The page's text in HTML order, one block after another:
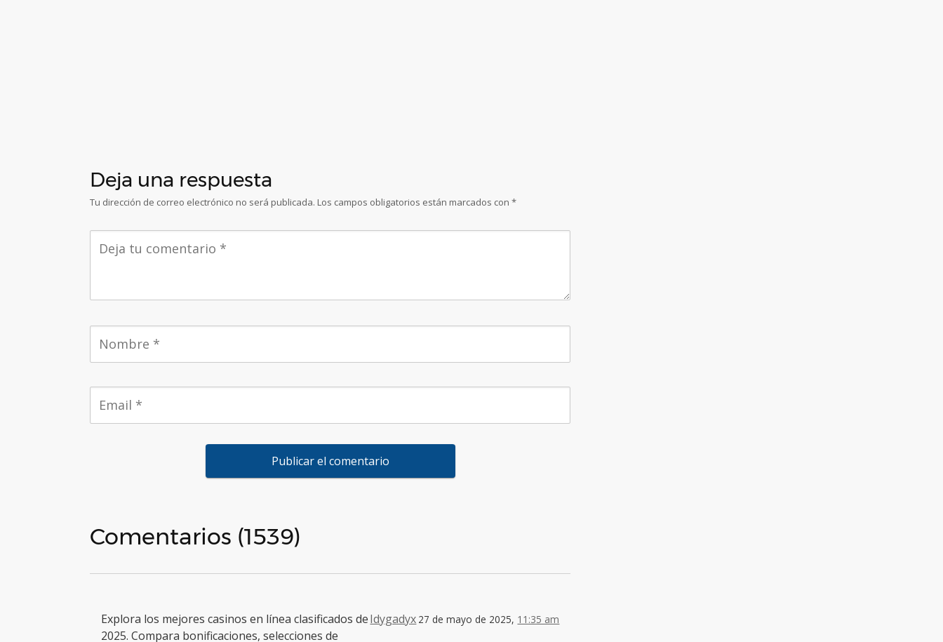
Deja una respuesta
Tu dirección de correo electrónico no será publicada. Los campos obligatorios están marcados con *
Comentarios (1539)
Idygadyx 27 de mayo de 2025, 11:35 am
Explora los mejores casinos en línea clasificados de
2025. Compara bonificaciones, selecciones de